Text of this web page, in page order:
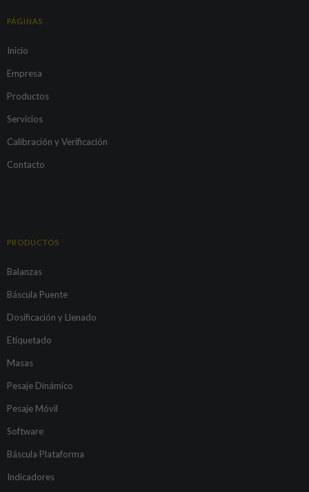
PÁGINAS
Inicio
Empresa
Productos
Servicios
Calibración y Verificación
Contacto
PRODUCTOS
Balanzas
Báscula Puente
Dosificación y Llenado
Etiquetado
Masas
Pesaje Dinámico
Pesaje Móvil
Software
Báscula Plataforma
Indicadores